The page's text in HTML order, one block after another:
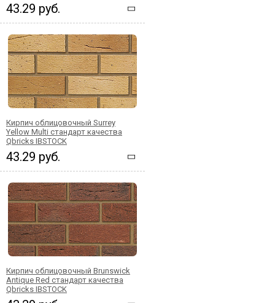
43.29 руб.
Кирпич облицовочный Surrey
Yellow Multi стандарт качества
Qbricks IBSTOCK
43.29 руб.
Кирпич облицовочный Brunswick
Antique Red стандарт качества
Qbricks IBSTOCK